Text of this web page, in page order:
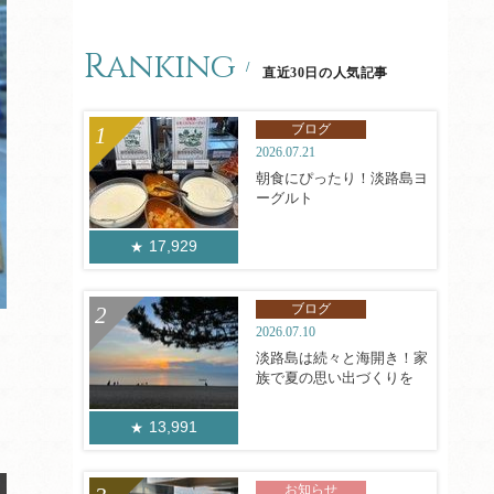
Ranking 直近30日の人気記事
17,929
ブログ
2026.07.21
朝食にぴったり！淡路島ヨ
ーグルト
13,991
ブログ
2026.07.10
淡路島は続々と海開き！家
族で夏の思い出づくりを
お知らせ